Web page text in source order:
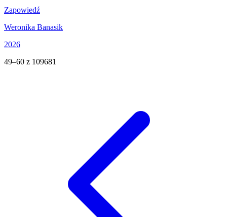
Zapowiedź
Weronika Banasik
2026
49–60 z 109681